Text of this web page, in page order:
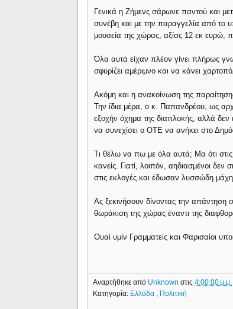
Γενικά η Ζήμενς σάρωνε παντού και
συνέβη και με την παραγγελία από το
μουσεία της χώρας, αξίας 12 εκ ευρώ,
Όλα αυτά είχαν πλέον γίνει πλήρως
σφυρίζει αμέριμνο και να κάνει
Ακόμη και η ανακοίνωση της
Την ίδια μέρα, ο κ. Παπανδρέου, ως
εξοχήν όχημα της διαπλοκής, αλλά δεν
να συνεχίσει ο ΟΤΕ να ανήκει στο
Τι θέλω να πω με όλα αυτά; Μα ότι στις
κανείς. Γιατί, λοιπόν, αηδιασμένοι
στις εκλογές και έδωσαν λυσσώδη
Ας ξεκινήσουν δίνοντας την απάντηση
θωράκιση της χώρας έναντι της
Ουαί υμίν Γραμματείς και Φαρισαίοι
Αναρτήθηκε από Unknownστις4:00:00 μ.μ.
Κατηγορία: Ελλάδα Πολιτική